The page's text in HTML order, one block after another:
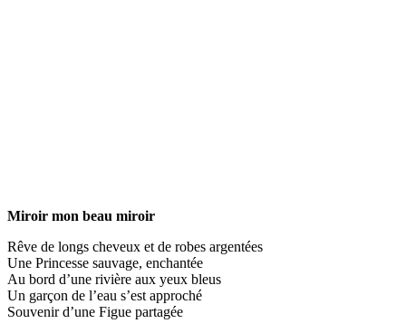
Miroir mon beau miroir
Rêve de longs cheveux et de robes argentées
Une Princesse sauvage, enchantée
Au bord d’une rivière aux yeux bleus
Un garçon de l’eau s’est approché
Souvenir d’une Figue partagée